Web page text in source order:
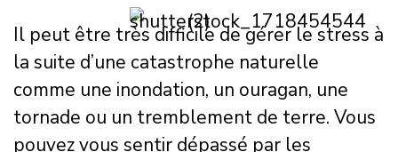
Il peut être très difficile de gérer le stress à
la suite d’une catastrophe naturelle
comme une inondation, un ouragan, une
tornade ou un tremblement de terre. Vous
pouvez vous sentir dépassé par les